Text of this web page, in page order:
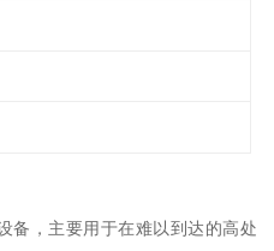
备，主要用于在难以到达的高处